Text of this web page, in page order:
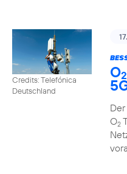
Credits: Telefónica
Deutschland
O2
O2